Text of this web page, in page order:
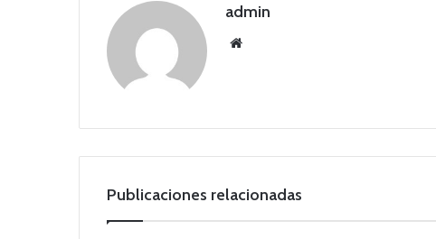
admin
Publicaciones relacionadas